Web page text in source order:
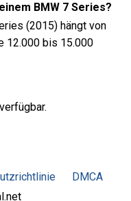
BMW 7 Series?
(2015) hängt von
12.000 bis 15.000
DMCA